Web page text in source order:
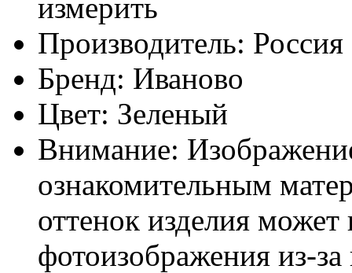
измерить
Производитель: Россия
Бренд: Иваново
Цвет: Зеленый
Внимание:
ознакомительным
оттенок изделия может
фотоизображения из-за